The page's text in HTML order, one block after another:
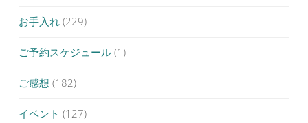
お手入れ (229)
ご予約スケジュール (1)
ご感想 (182)
イベント (127)